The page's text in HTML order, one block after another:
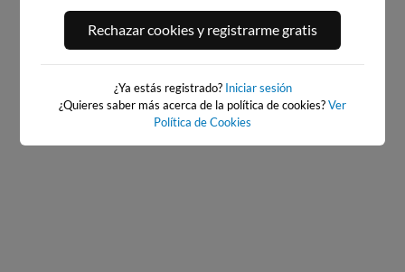
PORT ANDRATX
28km · Andratx
PLAYA DE SITGES
0.1 m CHOPI
Rechazar cookies y registrarme gratis
¿Ya estás registrado? Iniciar sesión
¿Quieres saber más acerca de la política de cookies?Ver
Política de Cookies